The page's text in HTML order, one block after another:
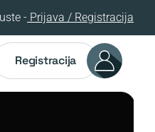
- Prijava / Registracija
Registracija